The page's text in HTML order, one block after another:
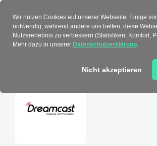
Wir nutzen Cookies auf unserer Webseite. Einige
notwendig, während andere uns helfen, diese
Nutzererlebnis zu verbessern (Statistiken, Komfort,
Mehr dazu in unserer Datenschutzerklärung.
Nicht akzeptieren